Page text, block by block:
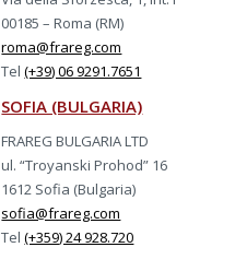
00185 – Roma (RM)
roma@frareg.com
Tel(+39) 06 9291.7651
SOFIA (BULGARIA)
FRAREG BULGARIA LTD
ul. “Troyanski Prohod” 16
1612 Sofia (Bulgaria)
sofia@frareg.com
Tel(+359) 24 928.720